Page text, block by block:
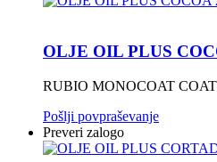
OLJE OIL PLUS
RUBIO MONOCOAT
Pošlji povpraševanje
Preveri zalogo